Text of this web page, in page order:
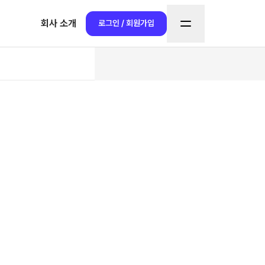
회사 소개 로그인 / 회원가입